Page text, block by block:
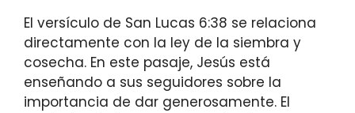
El versículo de San Lucas 6:38 se relaciona
directamente con la ley de la siembra y
cosecha. En este pasaje, Jesús está
enseñando a sus seguidores sobre la
importancia de dar generosamente. El